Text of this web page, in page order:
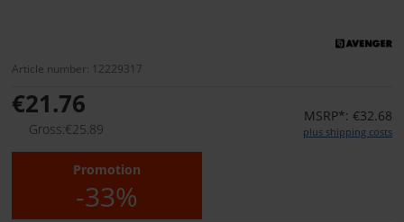
Article number: 12229317
€21.76
Gross:€25.89
MSRP*: €32.68
plus shipping costs
Promotion
-33%